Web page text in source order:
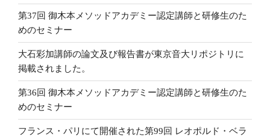
第37回 御木本メソッドアカデミー認定講師と研修生のた
めのセミナー
大石彩加講師の論文及び報告書が東京音大リポジトリに
掲載されました。
第36回 御木本メソッドアカデミー認定講師と研修生のた
めのセミナー
フランス・パリにて開催された第99回 レオポルド・ベラ